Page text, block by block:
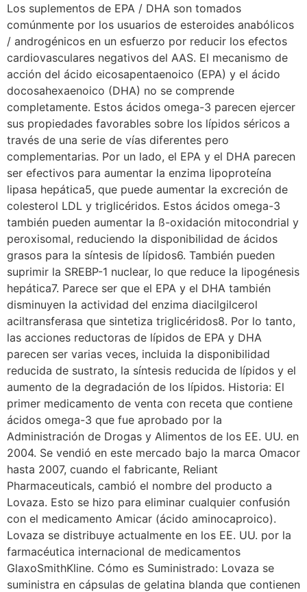
Los suplementos de EPA / DHA son tomados
comúnmente por los usuarios de esteroides anabólicos
/ androgénicos en un esfuerzo por reducir los efectos
cardiovasculares negativos del AAS. El mecanismo de
acción del ácido eicosapentaenoico (EPA) y el ácido
docosahexaenoico (DHA) no se comprende
completamente. Estos ácidos omega-3 parecen ejercer
sus propiedades favorables sobre los lípidos séricos a
través de una serie de vías diferentes pero
complementarias. Por un lado, el EPA y el DHA parecen
ser efectivos para aumentar la enzima lipoproteína
lipasa hepática5, que puede aumentar la excreción de
colesterol LDL y triglicéridos. Estos ácidos omega-3
también pueden aumentar la ß-oxidación mitocondrial y
peroxisomal, reduciendo la disponibilidad de ácidos
grasos para la síntesis de lípidos6. También pueden
suprimir la SREBP-1 nuclear, lo que reduce la lipogénesis
hepática7. Parece ser que el EPA y el DHA también
disminuyen la actividad del enzima diacilgilcerol
aciltransferasa que sintetiza triglicéridos8. Por lo tanto,
las acciones reductoras de lípidos de EPA y DHA
parecen ser varias veces, incluida la disponibilidad
reducida de sustrato, la síntesis reducida de lípidos y el
aumento de la degradación de los lípidos. Historia: El
primer medicamento de venta con receta que contiene
ácidos omega-3 que fue aprobado por la
Administración de Drogas y Alimentos de los EE. UU. en
2004. Se vendió en este mercado bajo la marca Omacor
hasta 2007, cuando el fabricante, Reliant
Pharmaceuticals, cambió el nombre del producto a
Lovaza. Esto se hizo para eliminar cualquier confusión
con el medicamento Amicar (ácido aminocaproico).
Lovaza se distribuye actualmente en los EE. UU. por la
farmacéutica internacional de medicamentos
GlaxoSmithKline. Cómo es Suministrado: Lovaza se
suministra en cápsulas de gelatina blanda que contienen